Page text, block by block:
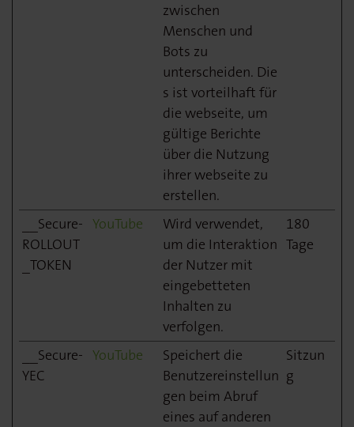
zwischen
Menschen und
Bots zu
unterscheiden. Die
s ist vorteilhaft für
die webseite, um
gültige Berichte
über die Nutzung
ihrer webseite zu
erstellen.
__Secure-
ROLLOUT
_TOKEN
YouTube
Wird verwendet,
um die Interaktion
der Nutzer mit
eingebetteten
Inhalten zu
verfolgen.
180
Tage
__Secure-
YEC
YouTube
Speichert die
Benutzereinstellun
gen beim Abruf
eines auf anderen
Sitzun
g